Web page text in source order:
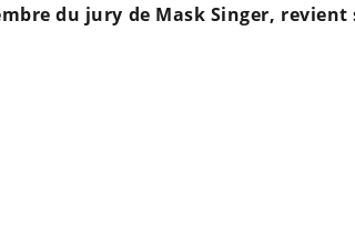
du jury de Mask Singer,